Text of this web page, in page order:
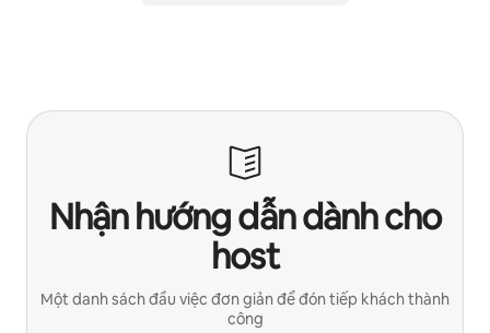
Nhận hướng dẫn dành cho
host
Một danh sách đầu việc đơn giản để đón tiếp khách thành
công